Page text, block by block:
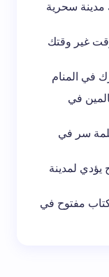
سحرية
غير وقتك
في المنام
في
سر في
لمدينة
مفتوح في